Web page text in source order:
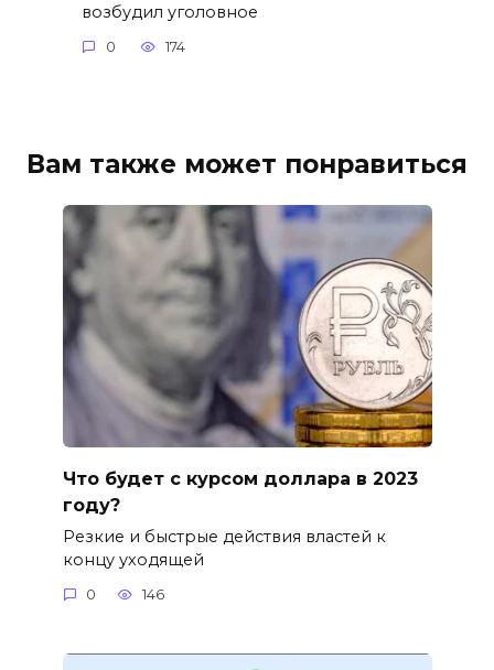
возбудил уголовное
0 174
Вам также может понравиться
Что будет с курсом доллара в 2023
году?
Резкие и быстрые действия властей к
концу уходящей
0 146